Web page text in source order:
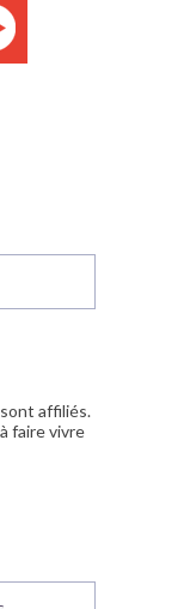
affiliés.
faire vivre